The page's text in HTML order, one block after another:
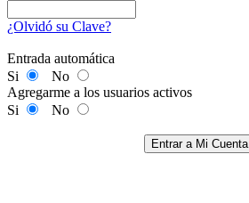
¿Olvidó su Clave?
Entrada automática
Si
No
Agregarme a los usuarios activos
Si
No
Entrar a Mi Cuenta